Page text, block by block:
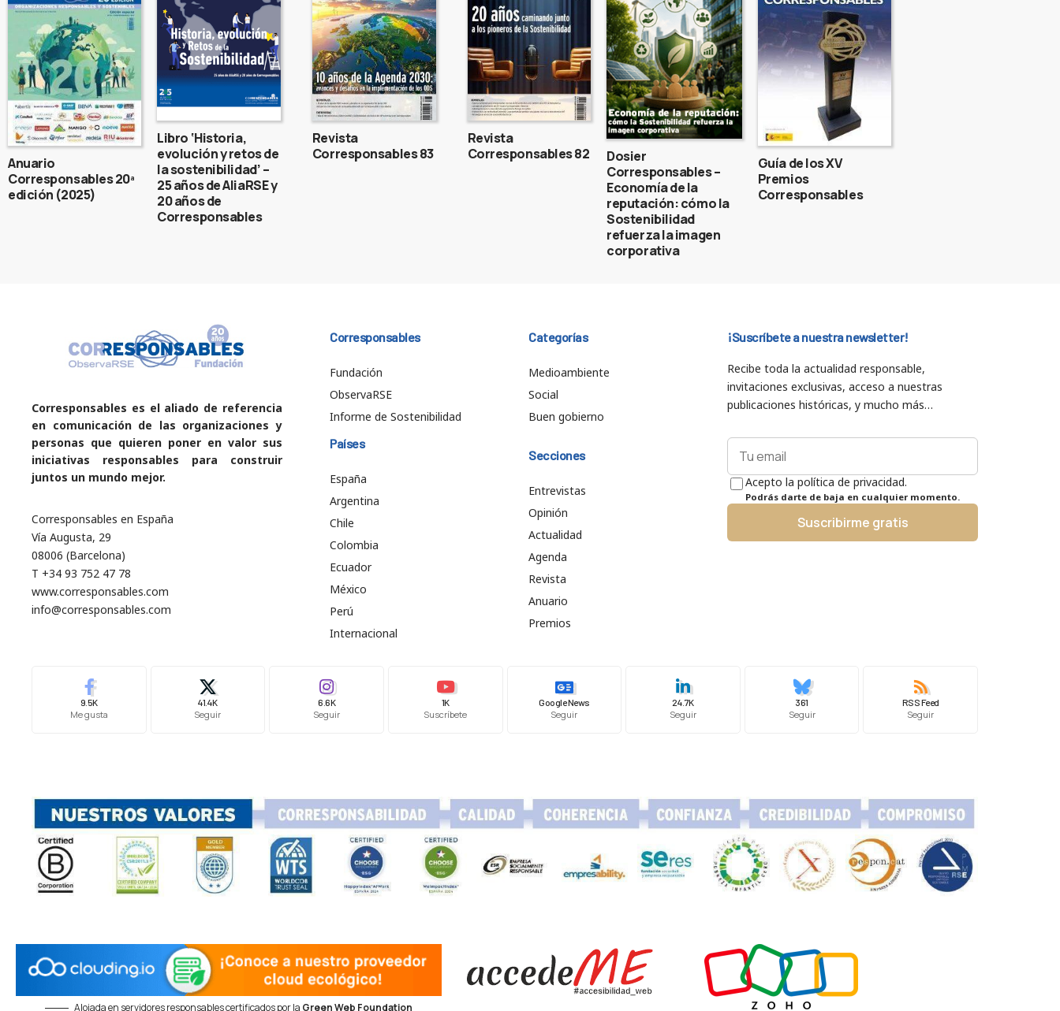
Anuario
Corresponsables 20ª
edición (2025)
Libro ‘Historia,
evolución y retos de
la sostenibilidad’ –
25 años de AliaRSE y
20 años de
Corresponsables
Revista
Corresponsables 83
Revista
Corresponsables 82
Dosier
Corresponsables –
Economía de la
reputación: cómo la
Sostenibilidad
refuerza la imagen
corporativa
Guía de los XV
Premios
Corresponsables
Corresponsables es el aliado de referencia
en comunicación de las organizaciones y
personas que quieren poner en valor sus
iniciativas responsables para construir
juntos un mundo mejor.
Corresponsables en España
Vía Augusta, 29
08006 (Barcelona)
T +34 93 752 47 78
www.corresponsables.com
info@corresponsables.com
Corresponsables
Fundación
ObservaRSE
Informe de Sostenibilidad
Países
España
Argentina
Chile
Colombia
Ecuador
México
Perú
Internacional
Categorías
Medioambiente
Social
Buen gobierno
Secciones
Entrevistas
Opinión
Actualidad
Agenda
Revista
Anuario
Premios
¡Suscríbete a nuestra newsletter!
Recibe toda la actualidad responsable,
invitaciones exclusivas, acceso a nuestras
publicaciones históricas, y mucho más…
Acepto la política de privacidad.
Podrás darte de baja en cualquier momento.
Suscribirme gratis
9.5K
Me gusta
41.4K
Seguir
6.6K
Seguir
1K
Suscríbete
Google News
Seguir
24.7K
Seguir
361
Seguir
RSS Feed
Seguir
Alojada en servidores responsables certificados por la Green Web Foundation